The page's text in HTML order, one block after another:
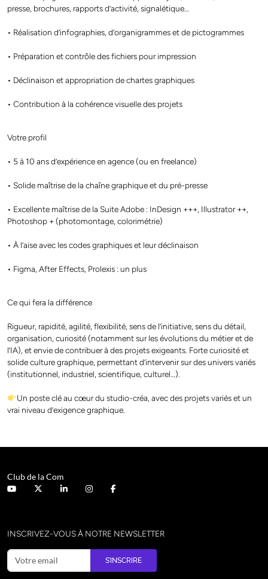
presse, brochures, rapports d’activité, signalétique…
• Réalisation d’infographies, d’organigrammes et de pictogrammes
• Préparation et contrôle des fichiers pour impression
• Déclinaison et appropriation de chartes graphiques
• Contribution à la cohérence visuelle des projets
Votre profil
• 5 à 10 ans d’expérience en agence (ou en freelance)
• Solide maîtrise de la chaîne graphique et du pré-presse
• Excellente maîtrise de la Suite Adobe : InDesign +++, Illustrator ++,
Photoshop + (photomontage, colorimétrie)
• À l’aise avec les codes graphiques et leur déclinaison
• Figma, After Effects, Prolexis : un plus
Ce qui fera la différence
Rigueur, rapidité, agilité, flexibilité, sens de l’initiative, sens du détail,
organisation, curiosité (notamment sur les évolutions du métier et de
l’IA), et envie de contribuer à des projets exigeants. Forte curiosité et
solide culture graphique, permettant d’intervenir sur des univers variés
(institutionnel, industriel, scientifique, culturel…).
Un poste clé au cœur du studio-créa, avec des projets variés et un
vrai niveau d’exigence graphique.
Club de la Com
INSCRIVEZ-VOUS À NOTRE NEWSLETTER
S’INSCRIRE